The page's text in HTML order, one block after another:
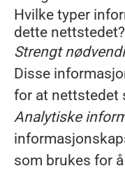
Hvilke typer
dette nettstedet?
Strengt
Disse
for at nettstedet
Analytiske
som brukes for